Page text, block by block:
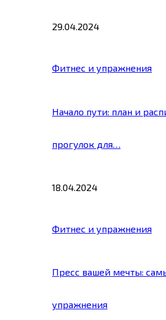
29.04.2024
Фитнес и упражнения
Начало пути: план и
прогулок для…
18.04.2024
Фитнес и упражнения
Пресс вашей мечты:
упражнения